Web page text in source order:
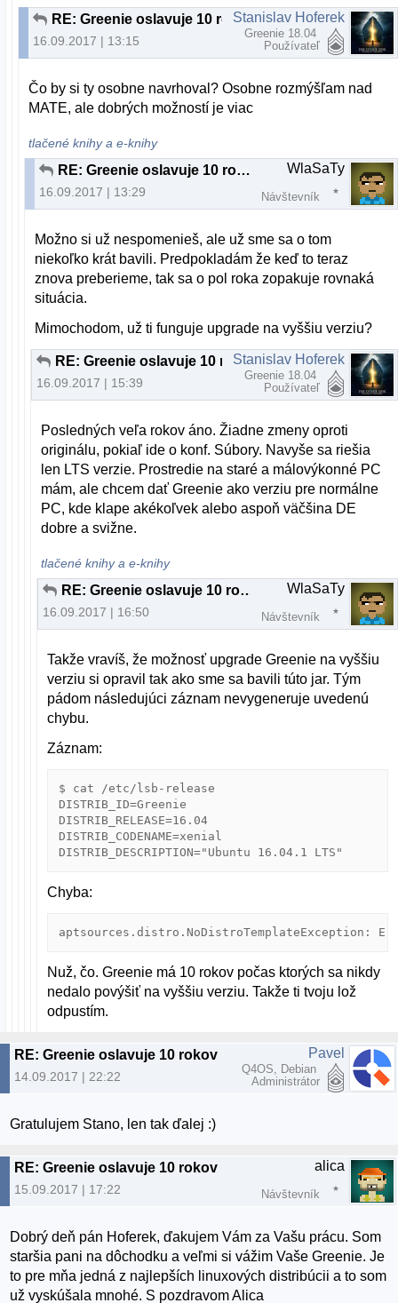
RE: Greenie oslavuje 10 rokov
16.09.2017 | 13:15
Stanislav Hoferek
Greenie 18.04
Používateľ
Čo by si ty osobne navrhoval? Osobne rozmýšľam nad
MATE, ale dobrých možností je viac
tlačené knihy a e-knihy
RE: Greenie oslavuje 10 rokov
16.09.2017 | 13:29
WlaSaTy
Návštevník
Možno si už nespomenieš, ale už sme sa o tom
niekoľko krát bavili. Predpokladám že keď to teraz
znova preberieme, tak sa o pol roka zopakuje rovnaká
situácia.
Mimochodom, už ti funguje upgrade na vyššiu verziu?
RE: Greenie oslavuje 10 rokov
16.09.2017 | 15:39
Stanislav Hoferek
Greenie 18.04
Používateľ
Posledných veľa rokov áno. Žiadne zmeny oproti
originálu, pokiaľ ide o konf. Súbory. Navyše sa riešia
len LTS verzie. Prostredie na staré a málovýkonné PC
mám, ale chcem dať Greenie ako verziu pre normálne
PC, kde klape akékoľvek alebo aspoň väčšina DE
dobre a svižne.
tlačené knihy a e-knihy
RE: Greenie oslavuje 10 rokov
16.09.2017 | 16:50
WlaSaTy
Návštevník
Takže vravíš, že možnosť upgrade Greenie na vyššiu
verziu si opravil tak ako sme sa bavili túto jar. Tým
pádom následujúci záznam nevygeneruje uvedenú
chybu.
Záznam:
$ cat /etc/lsb-release
DISTRIB_ID=Greenie
DISTRIB_RELEASE=16.04
DISTRIB_CODENAME=xenial
Chyba:
Nuž, čo. Greenie má 10 rokov počas ktorých sa nikdy
nedalo povýšiť na vyššiu verziu. Takže ti tvoju lož
odpustím.
RE: Greenie oslavuje 10 rokov
14.09.2017 | 22:22
Pavel
Q4OS, Debian
Administrátor
Gratulujem Stano, len tak ďalej :)
RE: Greenie oslavuje 10 rokov
15.09.2017 | 17:22
alica
Návštevník
Dobrý deň pán Hoferek, ďakujem Vám za Vašu prácu. Som
staršia pani na dôchodku a veľmi si vážim Vaše Greenie. Je
to pre mňa jedná z najlepších linuxových distribúcii a to som
už vyskúšala mnohé. S pozdravom Alica